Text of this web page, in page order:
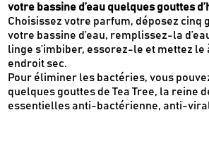
Newsletter
Inscrivez-vous
Des guides d’achats de
responsables
Des conseils et des
votre bassine d’eau quelques gouttes
Choisissez votre parfum, déposez cinq
votre bassine d’eau, remplissez-la
linge s’imbiber, essorez-le et mettez le
endroit sec.
Pour éliminer les bactéries, vous
quelques gouttes de Tea Tree, la reine
essentielles anti-bactérienne, anti-